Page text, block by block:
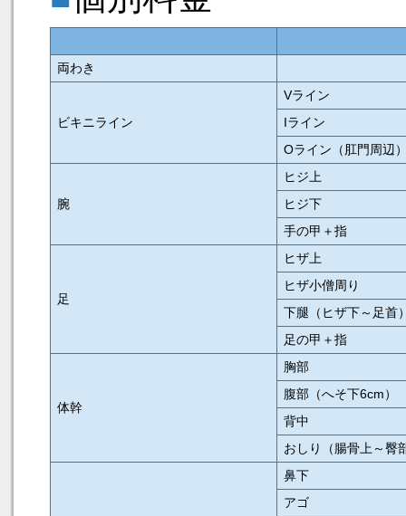
両わき
ビキニライン
Vライン
Iライン
Oライン（肛門周辺
腕
ヒジ上
ヒジ下
手の甲＋指
足
ヒザ上
ヒザ小僧周り
下腿（ヒザ下～足首
足の甲＋指
体幹
胸部
腹部（へそ下6cm）
背中
おしり（腸骨上～臀
鼻下
アゴ